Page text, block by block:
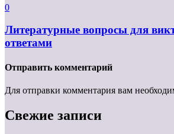
0
Литературные вопросы для
ответами
Отправить комментарий
Для отправки комментария вам
Свежие записи